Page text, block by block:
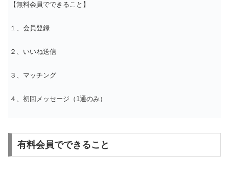
【無料会員でできること】
１、会員登録
２、いいね送信
３、マッチング
４、初回メッセージ（1通のみ）
有料会員でできること